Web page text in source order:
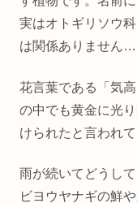
実はオトギリソウ
は関係ありません…
花言葉である「気
の中でも黄金に光
けられたと言われて
雨が続いてどうし
ビヨウヤナギの鮮